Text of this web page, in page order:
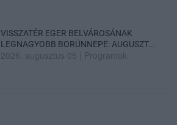
VISSZATÉR EGER BELVÁROSÁNAK
LEGNAGYOBB BORÜNNEPE: AUGUSZT...
2026. augusztus 05 Programok